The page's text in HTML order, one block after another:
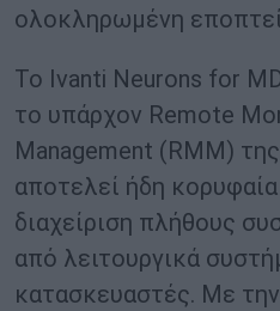
ολοκληρωμένη
Το Ivanti Neurons for
το υπάρχον Remote
Management (RMM)
αποτελεί ήδη
διαχείριση πλήθους
από λειτουργικά
κατασκευαστές. Με